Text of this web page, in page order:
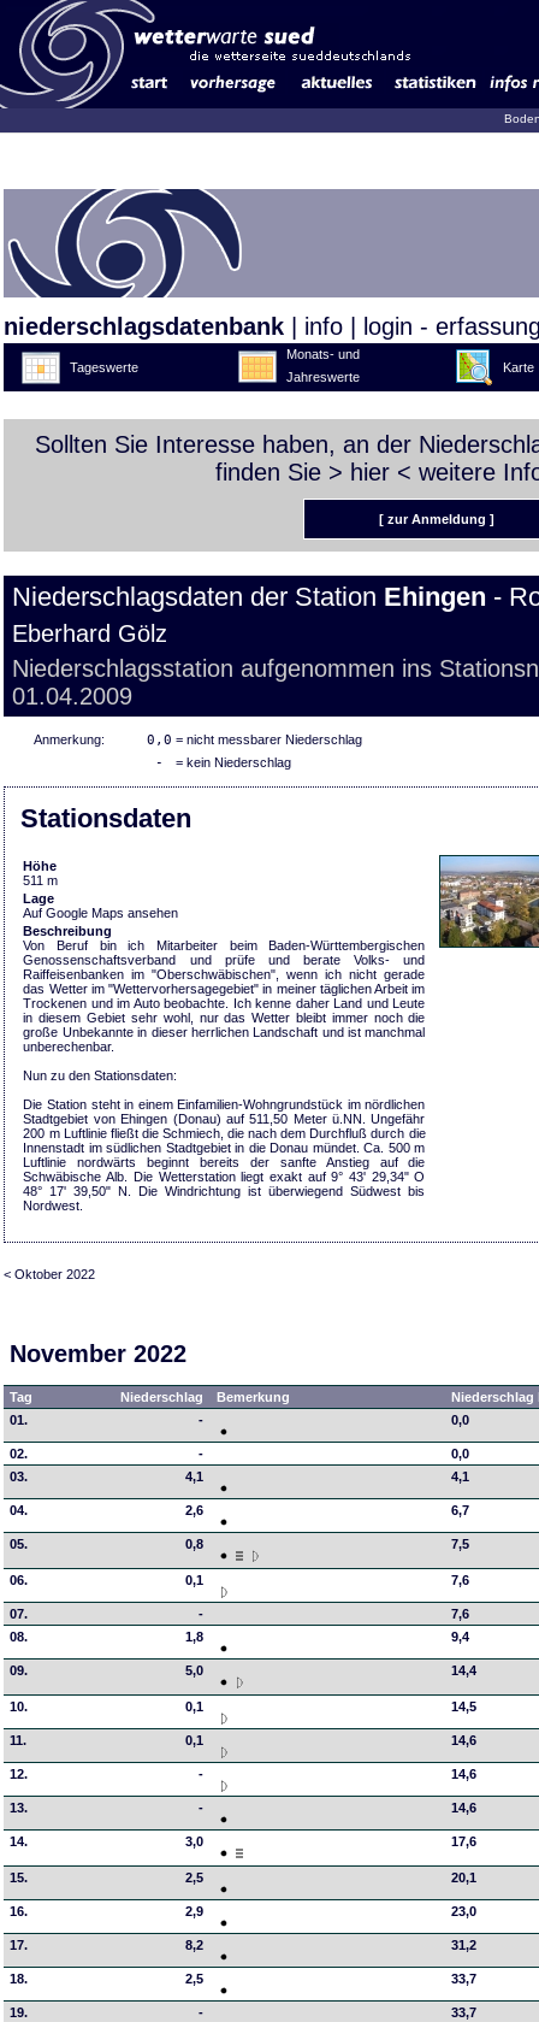
niederschlagsdatenbank info login -
Tageswerte
Monats- und
Jahreswerte
Karte
Sollten Sie Interesse haben, an der
finden Sie > hier < weitere
[ zur Anmeldung ]
Niederschlagsdaten der Station Ehingen -
Eberhard Gölz
Niederschlagsstation aufgenommen ins
01.04.2009
Anmerkung: 0,0 = nicht messbarer Niederschlag
- = kein Niederschlag
Stationsdaten
Höhe
511 m
Lage
Auf Google Maps ansehen
Beschreibung
Von Beruf bin ich Mitarbeiter beim Baden-Württembergischen
Genossenschaftsverband und prüfe und berate Volks- und
Raiffeisenbanken im "Oberschwäbischen", wenn ich nicht gerade
das Wetter im "Wettervorhersagegebiet" in meiner täglichen Arbeit im
Trockenen und im Auto beobachte. Ich kenne daher Land und Leute
in diesem Gebiet sehr wohl, nur das Wetter bleibt immer noch die
große Unbekannte in dieser herrlichen Landschaft und ist manchmal
unberechenbar.
Nun zu den Stationsdaten:
Die Station steht in einem Einfamilien-Wohngrundstück im nördlichen
Stadtgebiet von Ehingen (Donau) auf 511,50 Meter ü.NN. Ungefähr
200 m Luftlinie fließt die Schmiech, die nach dem Durchfluß durch die
Innenstadt im südlichen Stadtgebiet in die Donau mündet. Ca. 500 m
Luftlinie nordwärts beginnt bereits der sanfte Anstieg auf die
Schwäbische Alb. Die Wetterstation liegt exakt auf 9° 43' 29,34" O
48° 17' 39,50" N. Die Windrichtung ist überwiegend Südwest bis
Nordwest.
< Oktober 2022
November 2022
Tag Niederschlag Bemerkung
01.
- 0,0
02. -
0,0
03.
4,1 4,1
04. 2,6 6,7
05. 0,8 7,5
06. 0,1 7,6
07. -
7,6
08.
1,8 9,4
09. 5,0 14,4
10. 0,1 14,5
11. 0,1 14,6
12. - 14,6
13. - 14,6
14. 3,0 17,6
15. 2,5 20,1
16. 2,9 23,0
17. 8,2 31,2
18. 2,5 33,7
19. -
33,7